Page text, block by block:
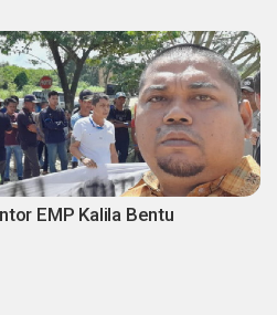
EMP Kalila Bentu